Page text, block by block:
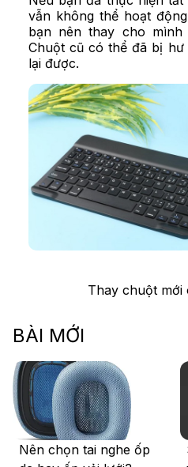
vẫn không thể hoạt
bạn nên thay cho mình
Chuột cũ có thể đã bị
lại được.
Thay chuột mới
BÀI MỚI
Nên chọn tai nghe ốp